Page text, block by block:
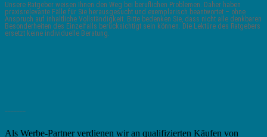
Unsere Ratgeber weisen Ihnen den Weg bei beruflichen Problemen. Daher haben
praxisrelevante Fälle für Sie herausgesucht und exemplarisch beantwortet – ohne
Anspruch auf inhaltliche Vollständigkeit. Bitte bedenken Sie, dass nicht alle denkbaren
Besonderheiten des Einzelfalls berücksichtigt sein können. Die Lektüre des Ratgebers
ersetzt keine individuelle Beratung.
Als Werbe-Partner verdienen wir an qualifizierten Käufen von